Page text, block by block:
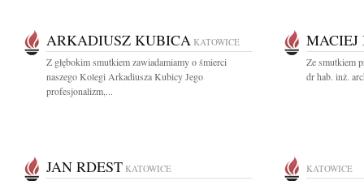
ARKADIUSZ KUBICA KATOWICE
Z głębokim smutkiem zawiadamiamy o śmierci
naszego Kolegi Arkadiusza Kubicy Jego
profesjonalizm,...
MACIEJ
Ze smutkiem
dr hab. inż.
JAN RDEST KATOWICE KATOWICE